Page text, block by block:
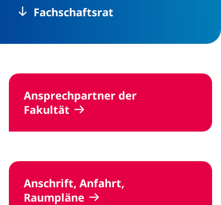
Fachschaftsrat
Ansprechpartner der
Fakultät
Anschrift, Anfahrt,
Raumpläne